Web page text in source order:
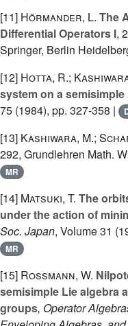
[11] Hörmander, L. The
Differential Operators I,
Springer, Berlin
[12] Hotta, R.;
system on a
75 (1984), pp. 327-358 |
[13] Kashiwara, M.;
292, Grundlehren Math.
MR
[14] Matsuki, T. The
under the action of
Soc. Japan, Volume 31
MR
[15] Rossmann, W.
semisimple Lie algebra
groups, Operator